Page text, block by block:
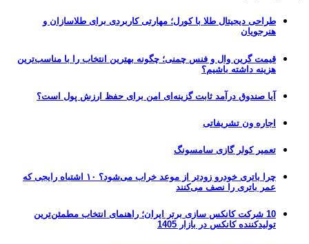
طراحی دیجیتال طلا با کورل؛ مهارتی کاربردی برای طلاسازان و
هنرجویان
قیمت گرین وال و فنس چمنی؛ چگونه بهترین انتخاب را با مناسب‌ترین
هزینه داشته باشیم؟
آیا صندوق درآمد ثابت گزینه‌ای امن برای حفظ ارزش پول است؟
اجاره ون تشریفاتی
تعمیر کولر گازی سامسونگ
چرا باتری خودرو زودتر از موعد خراب می‌شود؟ ۱۰ اشتباه رایجی که
عمر باتری را نصف می‌کنند
10 شرکت کانکس سازی برتر ایران؛ راهنمای انتخاب مطمئن‌ترین
تولیدکننده کانکس در بازار 1405